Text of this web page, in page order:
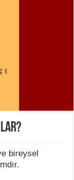
bireysel